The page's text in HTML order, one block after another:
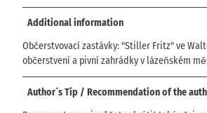
Additional information
Občerstvovací zastávky: "Stiller Fritz" ve
občerstvení a pivní zahrádky v lázeňském
Author´s Tip / Recommendation of the